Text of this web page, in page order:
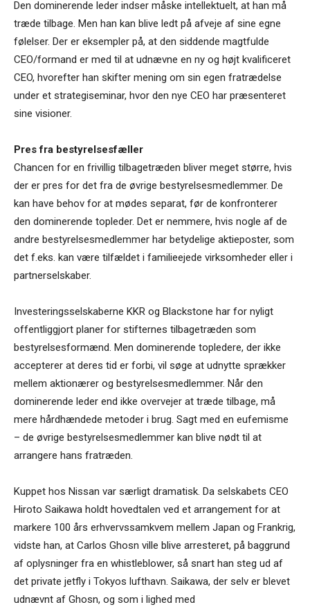
Den dominerende leder indser måske intellektuelt, at han må
træde tilbage. Men han kan blive ledt på afveje af sine egne
følelser. Der er eksempler på, at den siddende magtfulde
CEO/formand er med til at udnævne en ny og højt kvalificeret
CEO, hvorefter han skifter mening om sin egen fratrædelse
under et strategiseminar, hvor den nye CEO har præsenteret
sine visioner.
Pres fra bestyrelsesfæller
Chancen for en frivillig tilbagetræden bliver meget større, hvis
der er pres for det fra de øvrige bestyrelsesmedlemmer. De
kan have behov for at mødes separat, før de konfronterer
den dominerende topleder. Det er nemmere, hvis nogle af de
andre bestyrelsesmedlemmer har betydelige aktieposter, som
det f.eks. kan være tilfældet i familieejede virksomheder eller i
partnerselskaber.
Investeringsselskaberne KKR og Blackstone har for nyligt
offentliggjort planer for stifternes tilbagetræden som
bestyrelsesformænd. Men dominerende topledere, der ikke
accepterer at deres tid er forbi, vil søge at udnytte sprækker
mellem aktionærer og bestyrelsesmedlemmer. Når den
dominerende leder end ikke overvejer at træde tilbage, må
mere hårdhændede metoder i brug. Sagt med en eufemisme
– de øvrige bestyrelsesmedlemmer kan blive nødt til at
arrangere hans fratræden.
Kuppet hos Nissan var særligt dramatisk. Da selskabets CEO
Hiroto Saikawa holdt hovedtalen ved et arrangement for at
markere 100 års erhvervssamkvem mellem Japan og Frankrig,
vidste han, at Carlos Ghosn ville blive arresteret, på baggrund
af oplysninger fra en whistleblower, så snart han steg ud af
det private jetfly i Tokyos lufthavn. Saikawa, der selv er blevet
udnævnt af Ghosn, og som i lighed med